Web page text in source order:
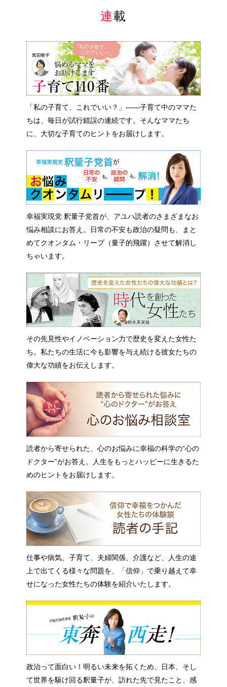
連載
「私の子育て、これでいい？」――子育て中のママた
ちは、毎日が試行錯誤の連続です。そんなママたち
に、大切な子育てのヒントをお届けします。
幸福実現党 釈量子党首が、アユハ読者のさまざまなお
悩み相談にお答え。日常の不安も政治の疑問も、まと
めてクオンタム・リープ（量子的飛躍）させて解消し
ちゃいます。
その先見性やイノベーション力で歴史を変えた女性た
ち。私たちの生活に今も影響を与え続ける彼女たちの
偉大な功績をお伝えします。
読者から寄せられた、心のお悩みに幸福の科学の“心の
ドクター”がお答え。人生をもっとハッピーに生きるた
めのヒントをお届けします。
仕事や病気、子育て、夫婦関係、介護など、人生の途
上で出てくる様々な問題を、「信仰」で乗り越えて幸
せになった女性たちの体験を紹介いたします。
政治って面白い！明るい未来を拓くため、日本、そし
て世界を駆け回る釈量子が、訪れた先で見たこと、感